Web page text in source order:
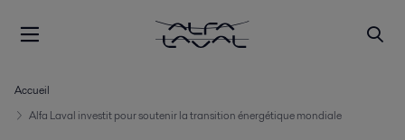
Accueil
Alfa Laval investit pour soutenir la transition énergétique mondiale